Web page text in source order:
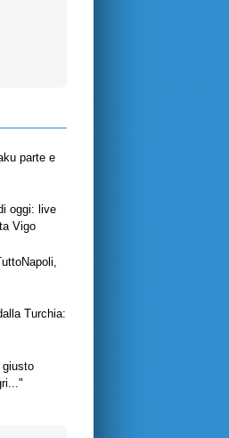
parte e
oggi: live
Vigo
Turchia: